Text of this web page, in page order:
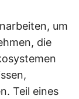
um
die
Teil eines